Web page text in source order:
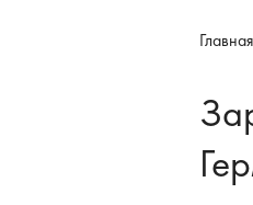
Главная